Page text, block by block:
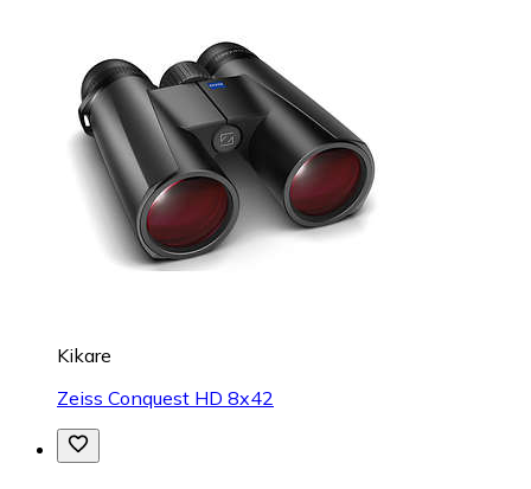
Kikare
Zeiss Conquest HD 8x42